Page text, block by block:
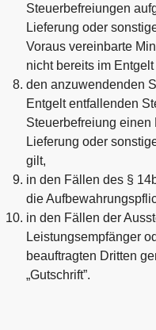
Steuerbefreiungen
Lieferung oder
Voraus vereinbarte
nicht bereits im
den anzuwendenden
Entgelt entfallenden
Steuerbefreiung
Lieferung oder
gilt,
in den Fällen des §
die
in den Fällen der
Leistungsempfänger
beauftragten Dritten
„Gutschrift”.